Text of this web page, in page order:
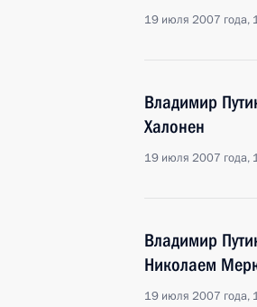
19 июля 2007 года,
Владимир
Халонен
19 июля 2007 года,
Владимир
Николаем
19 июля 2007 года,